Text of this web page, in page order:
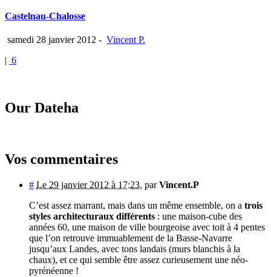
Castelnau-Chalosse
samedi 28 janvier 2012 - Vincent P.
| 6
Our Dateha
Vos commentaires
# Le 29 janvier 2012 à 17:23, parVincent.P
C’est assez marrant, mais dans un même ensemble, on a trois
styles architecturaux différents : une maison-cube des
années 60, une maison de ville bourgeoise avec toit à 4 pentes
que l’on retrouve immuablement de la Basse-Navarre
jusqu’aux Landes, avec tons landais (murs blanchis à la
chaux), et ce qui semble être assez curieusement une néo-
pyrénéenne !